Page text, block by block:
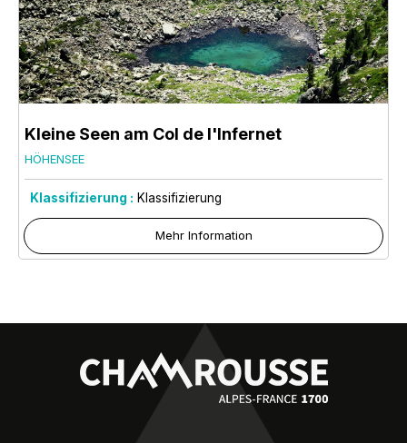
Kleine Seen am Col de l'Infernet
HÖHENSEE
Klassifizierung : Klassifizierung
Mehr Information